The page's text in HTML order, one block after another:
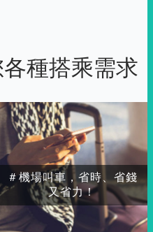
種搭乘需求
＃機場叫車，省時、省錢
又省力！